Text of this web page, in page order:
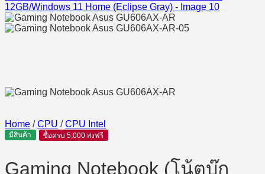
Home / CPU / CPU Intel
มีสินค้า ซื้อครบ 5,000 ส่งฟรี
Gaming Notebook (โน้ตบุ๊ก